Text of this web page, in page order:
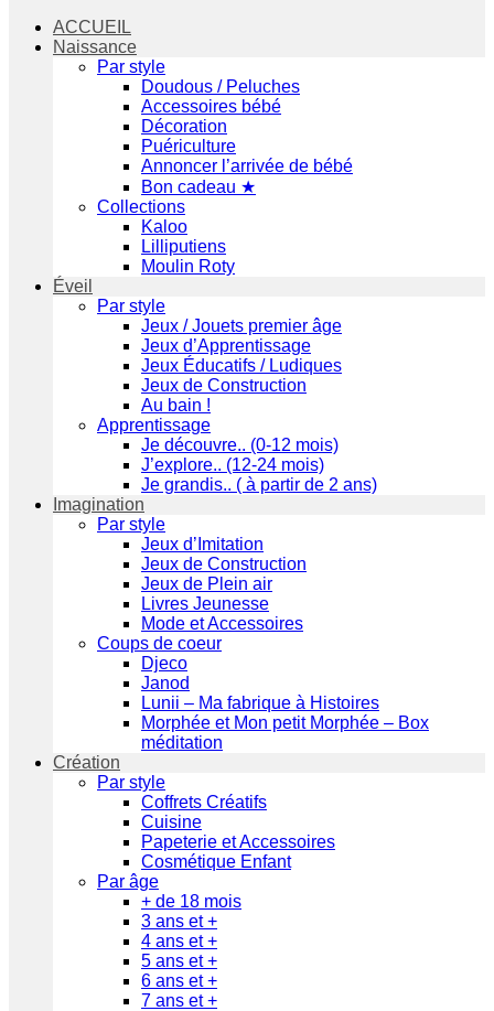
ACCUEIL
Naissance
Par style
Doudous / Peluches
Accessoires bébé
Décoration
Puériculture
Annoncer l’arrivée de bébé
Bon cadeau ★
Collections
Kaloo
Lilliputiens
Moulin Roty
Éveil
Par style
Jeux / Jouets premier âge
Jeux d’Apprentissage
Jeux Éducatifs / Ludiques
Jeux de Construction
Au bain !
Apprentissage
Je découvre.. (0-12 mois)
J’explore.. (12-24 mois)
Je grandis.. ( à partir de 2 ans)
Imagination
Par style
Jeux d’Imitation
Jeux de Construction
Jeux de Plein air
Livres Jeunesse
Mode et Accessoires
Coups de coeur
Djeco
Janod
Lunii – Ma fabrique à Histoires
Morphée et Mon petit Morphée – Box
méditation
Création
Par style
Coffrets Créatifs
Cuisine
Papeterie et Accessoires
Cosmétique Enfant
Par âge
+ de 18 mois
3 ans et +
4 ans et +
5 ans et +
6 ans et +
7 ans et +